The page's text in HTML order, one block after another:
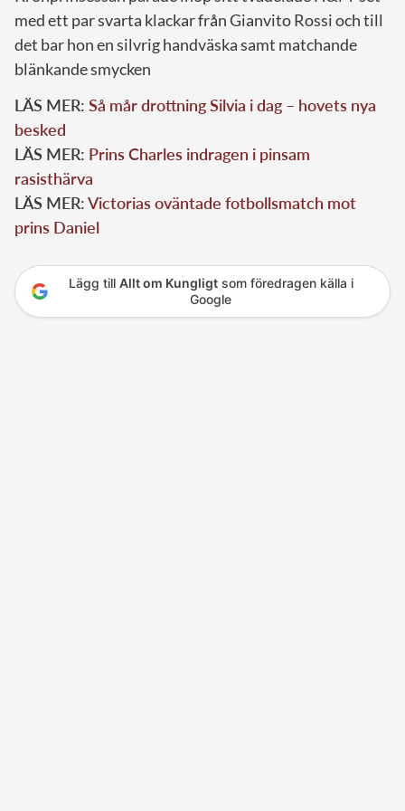
med ett par svarta klackar från Gianvito Rossi och till
det bar hon en silvrig handväska samt matchande
blänkande smycken
LÄS MER: Så mår drottning Silvia i dag – hovets nya
besked
LÄS MER: Prins Charles indragen i pinsam
rasisthärva
LÄS MER:Victorias oväntade fotbollsmatch mot
prins Daniel
Lägg till Allt om Kungligtsom föredragen källa i
Google